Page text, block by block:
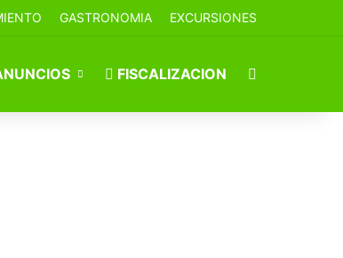
GASTRONOMIA EXCURSIONES
FISCALIZACION